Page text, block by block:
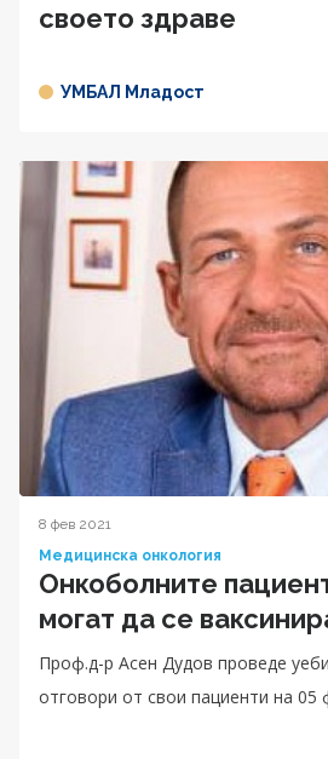
своето здраве
УМБАЛ Младост
8 фев 2021
Медицинска онкология
Онкоболните
могат да се
Проф.д-р Асен Дудов проведе
отговори от свои пациенти на 05